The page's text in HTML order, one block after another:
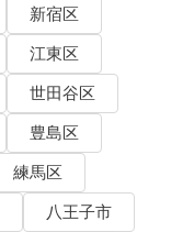
新宿区
江東区
世田谷区
豊島区
練馬区
八王子市